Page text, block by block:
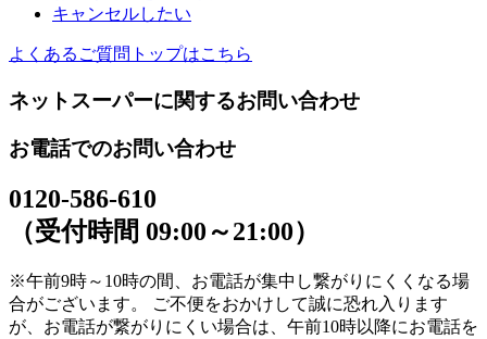
キャンセルしたい
よくあるご質問トップはこちら
ネットスーパーに関するお問い合わせ
お電話でのお問い合わせ
0120-586-610
（受付時間 09:00～21:00）
※午前9時～10時の間、お電話が集中し繋がりにくくなる場
合がございます。 ご不便をおかけして誠に恐れ入ります
が、お電話が繋がりにくい場合は、午前10時以降にお電話を